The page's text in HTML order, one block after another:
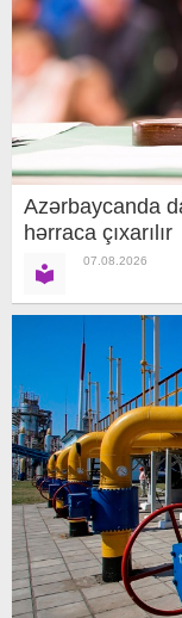
Azərbaycanda
hərraca çıxarılır
07.08.2026